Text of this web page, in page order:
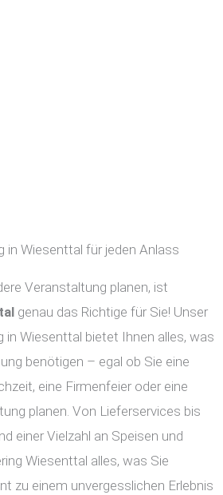
in Wiesenttal für jeden Anlass
Veranstaltung planen, ist
genau das Richtige für Sie! Unser
in Wiesenttal bietet Ihnen alles, was
benötigen – egal ob Sie eine
eine Firmenfeier oder eine
planen. Von Lieferservices bis
einer Vielzahl an Speisen und
Wiesenttal alles, was Sie
zu einem unvergesslichen Erlebnis